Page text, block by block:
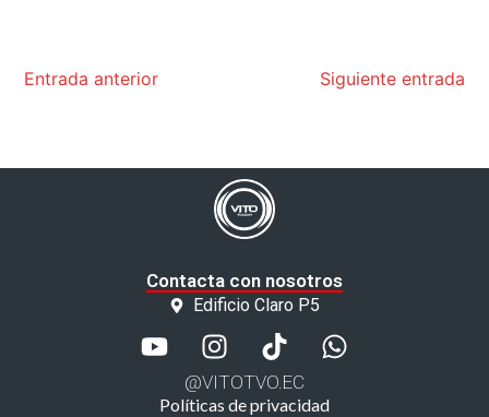
Entrada anterior Siguiente entrada
Contacta con nosotros
Edificio Claro P5
@VITOTVO.EC
Políticas de privacidad